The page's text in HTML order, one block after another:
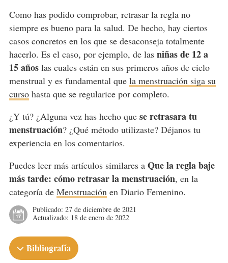
Como has podido comprobar, retrasar la regla no
siempre es bueno para la salud. De hecho, hay ciertos
casos concretos en los que se desaconseja totalmente
hacerlo. Es el caso, por ejemplo, de las niñas de 12 a
15 añoslas cuales están en sus primeros años de ciclo
menstrual y es fundamental que la menstruación siga su
cursohasta que se regularice por completo.
¿Y tú? ¿Alguna vez has hecho que se retrasara tu
menstruación? ¿Qué método utilizaste? Déjanos tu
experiencia en los comentarios.
Puedes leer más artículos similares a Que la regla baje
más tarde: cómo retrasar la menstruación, en la
categoría de Menstruación en Diario Femenino.
Publicado: 27 de diciembre de 2021
Actualizado: 18 de enero de 2022
Bibliografía